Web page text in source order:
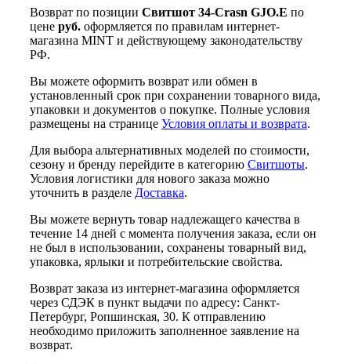
Возврат по позиции Свитшот 34-Crasn GJO.E по
цене руб. оформляется по правилам интернет-
магазина MINT и действующему законодательству
РФ.
Вы можете оформить возврат или обмен в
установленный срок при сохранении товарного вида,
упаковки и документов о покупке. Полные условия
размещены на странице Условия оплаты и возврата.
Для выбора альтернативных моделей по стоимости,
сезону и бренду перейдите в категорию Свитшоты.
Условия логистики для нового заказа можно
уточнить в разделе Доставка.
Вы можете вернуть товар надлежащего качества в
течение 14 дней с момента получения заказа, если он
не был в использовании, сохранены товарный вид,
упаковка, ярлыки и потребительские свойства.
Возврат заказа из интернет-магазина оформляется
через СДЭК в пункт выдачи по адресу: Санкт-
Петербург, Ропшинская, 30. К отправлению
необходимо приложить заполненное заявление на
возврат.